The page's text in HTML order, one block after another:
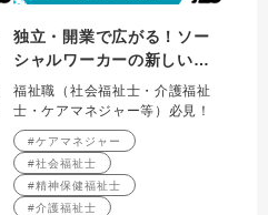
独立・開業で広がる！ソー
シャルワーカーの新しい働
き方ガイド Vol.8 事業運
営のノウハウ：「好循環」
を生むマーケティング戦略
福祉職（社会福祉士・介護福祉
士・ケアマネジャー等）必見！
#ケアマネジャー
#社会福祉士
#精神保健福祉士
#介護福祉士